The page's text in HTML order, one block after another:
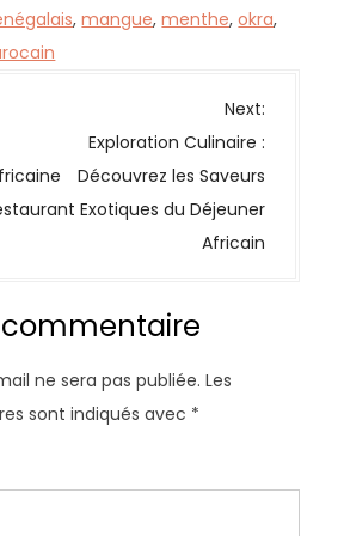
,mangue,menthe,okra,
Next:
Exploration Culinaire :
Découvrez les Saveurs
Exotiques du Déjeuner
Africain
commentaire
ne sera pas publiée. Les
sont indiqués avec *